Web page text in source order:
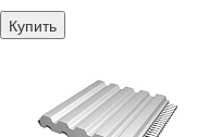
Купить